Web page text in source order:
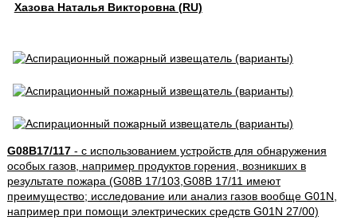
Хазова Наталья Викторовна (RU)
G08B17/117- с использованием устройств для обнаружения
особых газов, например продуктов горения, возникших в
результате пожара (G08B 17/103,G08B 17/11 имеют
преимущество; исследование или анализ газов вообще G01N,
например при помощи электрических средств G01N 27/00)